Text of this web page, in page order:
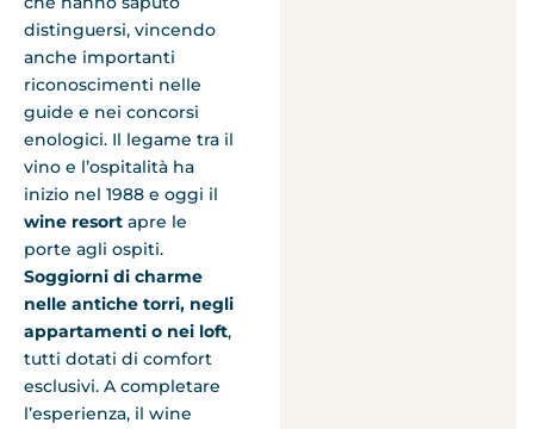
distinguersi, vincendo
anche importanti
riconoscimenti nelle
guide e nei concorsi
enologici. Il legame tra il
vino e l’ospitalità ha
inizio nel 1988 e oggi il
wine resort apre le
porte agli ospiti.
Soggiorni di charme
nelle antiche torri, negli
appartamenti o nei loft,
tutti dotati di comfort
esclusivi. A completare
l’esperienza, il wine